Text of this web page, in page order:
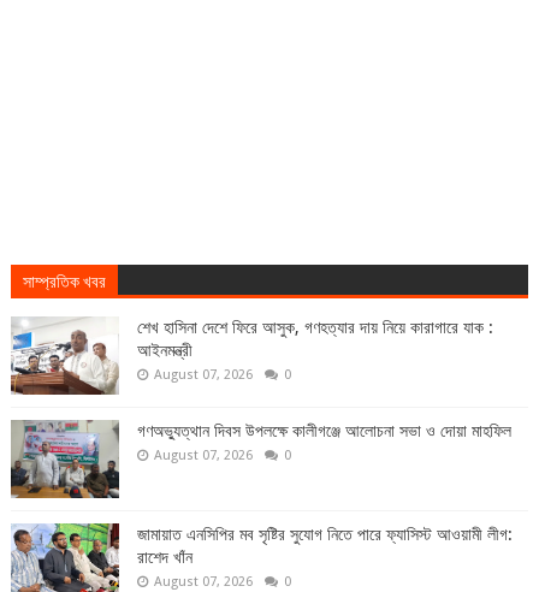
সাম্প্রতিক খবর
শেখ হাসিনা দেশে ফিরে আসুক, গণহত্যার দায় নিয়ে কারাগারে যাক :
আইনমন্ত্রী
August 07, 2026 0
গণঅভ্যুত্থান দিবস উপলক্ষে কালীগঞ্জে আলোচনা সভা ও দোয়া মাহফিল
August 07, 2026 0
জামায়াত এনসিপির মব সৃষ্টির সুযোগ নিতে পারে ফ্যাসিস্ট আওয়ামী লীগ:
রাশেদ খাঁন
August 07, 2026 0